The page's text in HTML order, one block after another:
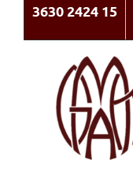
3630 2424 15